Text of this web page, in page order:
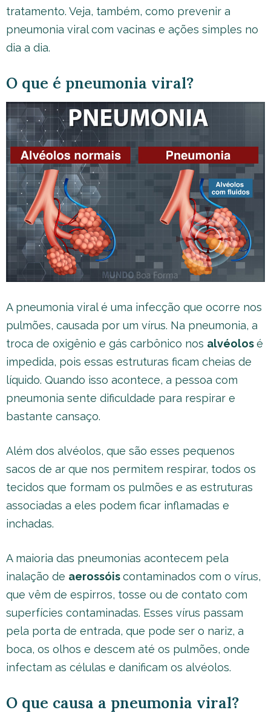
tratamento. Veja, também, como prevenir a
pneumonia viral com vacinas e ações simples no
dia a dia.
O que é pneumonia viral?
A pneumonia viral é uma infecção que ocorre nos
pulmões, causada por um vírus. Na pneumonia, a
troca de oxigênio e gás carbônico nos alvéolosé
impedida, pois essas estruturas ficam cheias de
líquido. Quando isso acontece, a pessoa com
pneumonia sente dificuldade para respirar e
bastante cansaço.
Além dos alvéolos, que são esses pequenos
sacos de ar que nos permitem respirar, todos os
tecidos que formam os pulmões e as estruturas
associadas a eles podem ficar inflamadas e
inchadas.
A maioria das pneumonias acontecem pela
inalação de aerossóiscontaminados com o vírus,
que vêm de espirros, tosse ou de contato com
superfícies contaminadas. Esses vírus passam
pela porta de entrada, que pode ser o nariz, a
boca, os olhos e descem até os pulmões, onde
infectam as células e danificam os alvéolos.
O que causa a pneumonia viral?